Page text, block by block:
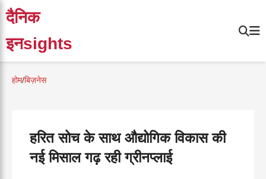
दैनिक
इनsights
होम/बिज़नेस
हरित सोच के साथ औद्योगिक विकास की
नई मिसाल गढ़ रही ग्रीनप्लाई